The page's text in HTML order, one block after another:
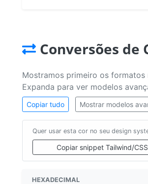
Conversões de
Mostramos primeiro os formatos
Expanda para ver modelos
Copiar tudo Mostrar modelos
Quer usar esta cor no seu design
Copiar snippet Tailwind/
HEXADECIMAL